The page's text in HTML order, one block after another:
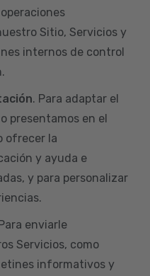
Sitio, Servicios y
internos de control
. Para adaptar el
presentamos en el
ofrecer la
y ayuda e
y para personalizar
enviarle
Servicios, como
informativos y